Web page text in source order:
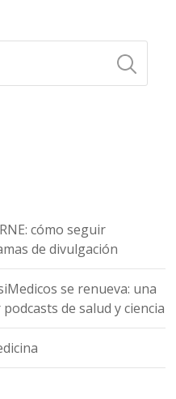
cómo seguir
de divulgación
se renueva: una
de salud y ciencia